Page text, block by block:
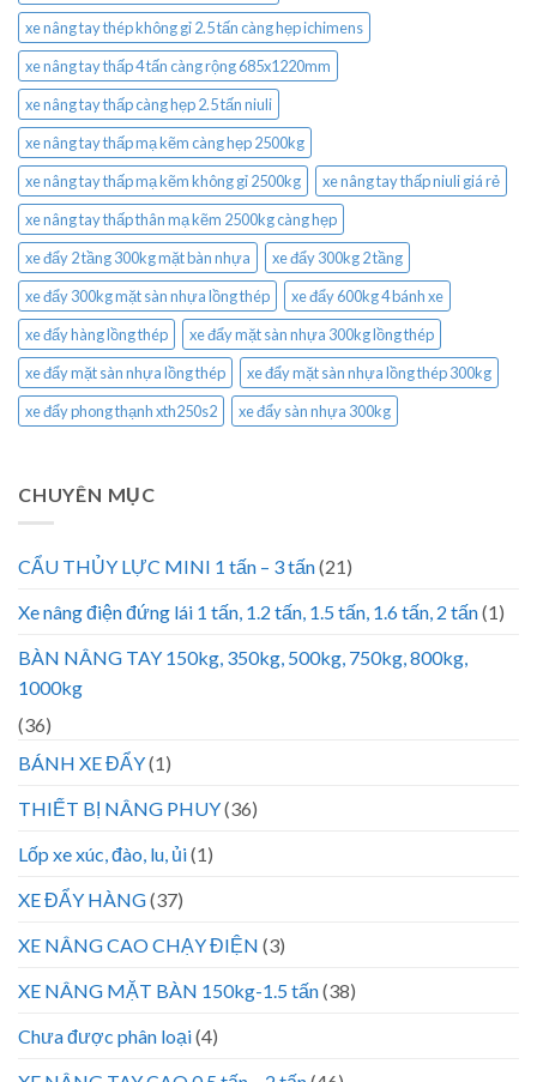
xe nâng tay thép không gỉ 2.5 tấn càng hẹp ichimens
xe nâng tay thấp 4 tấn càng rộng 685x1220mm
xe nâng tay thấp càng hẹp 2.5 tấn niuli
xe nâng tay thấp mạ kẽm càng hẹp 2500kg
xe nâng tay thấp mạ kẽm không gỉ 2500kg
xe nâng tay thấp niuli giá rẻ
xe nâng tay thấp thân mạ kẽm 2500kg càng hẹp
xe đẩy 2 tầng 300kg mặt bàn nhựa
xe đẩy 300kg 2 tầng
xe đẩy 300kg mặt sàn nhựa lồng thép
xe đẩy 600kg 4 bánh xe
xe đẩy hàng lồng thép
xe đẩy mặt sàn nhựa 300kg lồng thép
xe đẩy mặt sàn nhựa lồng thép
xe đẩy mặt sàn nhựa lồng thép 300kg
xe đẩy phong thạnh xth250s2
xe đẩy sàn nhựa 300kg
CHUYÊN MỤC
CẨU THỦY LỰC MINI 1 tấn – 3 tấn(21)
Xe nâng điện đứng lái 1 tấn, 1.2 tấn, 1.5 tấn, 1.6 tấn, 2 tấn(1)
BÀN NÂNG TAY 150kg, 350kg, 500kg, 750kg, 800kg,
1000kg
(36)
BÁNH XE ĐẨY(1)
THIẾT BỊ NÂNG PHUY(36)
Lốp xe xúc, đào, lu, ủi(1)
XE ĐẨY HÀNG(37)
XE NÂNG CAO CHẠY ĐIỆN (3)
XE NÂNG MẶT BÀN 150kg-1.5 tấn(38)
Chưa được phân loại(4)